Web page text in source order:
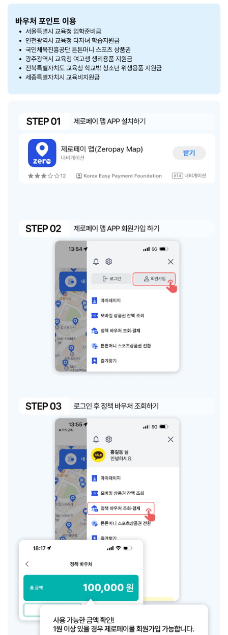
바우처 포인트 이용
서울특별시 교육청 입학준비금
인천광역시 교육청 다자녀 학습지원금
국민체육진흥공단 튼튼머니 스포츠 상품권
광주광역시 교육청 여고생 생리용품 지원금
전북특별자치도 교육청 학교밖 청소년 위생용품 지원금
세종특별자치시 교육비지원금